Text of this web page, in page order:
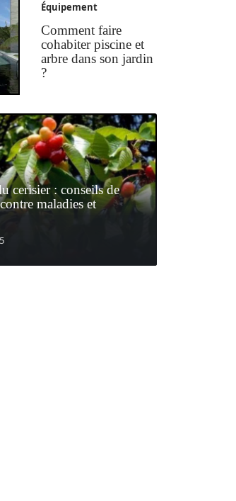
Équipement
Comment faire
cohabiter piscine et
arbre dans son jardin
?
cerisier : conseils de
maladies et